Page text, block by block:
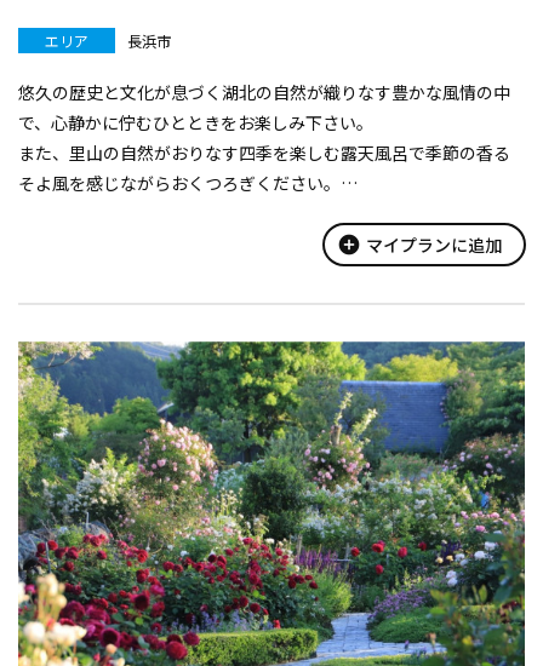
エリア 長浜市
悠久の歴史と文化が息づく湖北の自然が織りなす豊かな風情の中
で、心静かに佇むひとときをお楽しみ下さい。
また、里山の自然がおりなす四季を楽しむ露天風呂で季節の香る
そよ風を感じながらおくつろぎください。
add_circle マイプランに追加